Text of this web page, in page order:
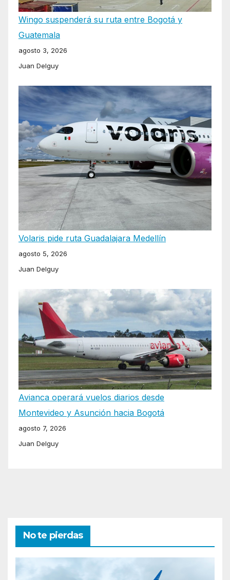
Wingo suspenderá su ruta entre Bogotá y
Guatemala
agosto 3, 2026
Juan Delguy
Volaris pide ruta Guadalajara Medellín
agosto 5, 2026
Juan Delguy
Avianca operará vuelos diarios desde
Montevideo y Asunción hacia Bogotá
agosto 7, 2026
Juan Delguy
No te pierdas